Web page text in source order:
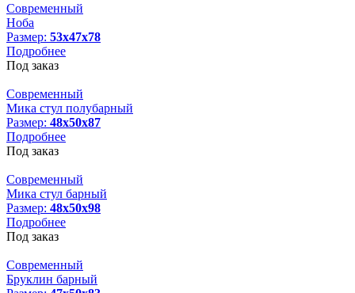
Современный
Ноба
Размер: 53х47х78
Подробнее
Под заказ
Современный
Мика стул полубарный
Размер: 48х50х87
Подробнее
Под заказ
Современный
Мика стул барный
Размер: 48х50х98
Подробнее
Под заказ
Современный
Бруклин барный